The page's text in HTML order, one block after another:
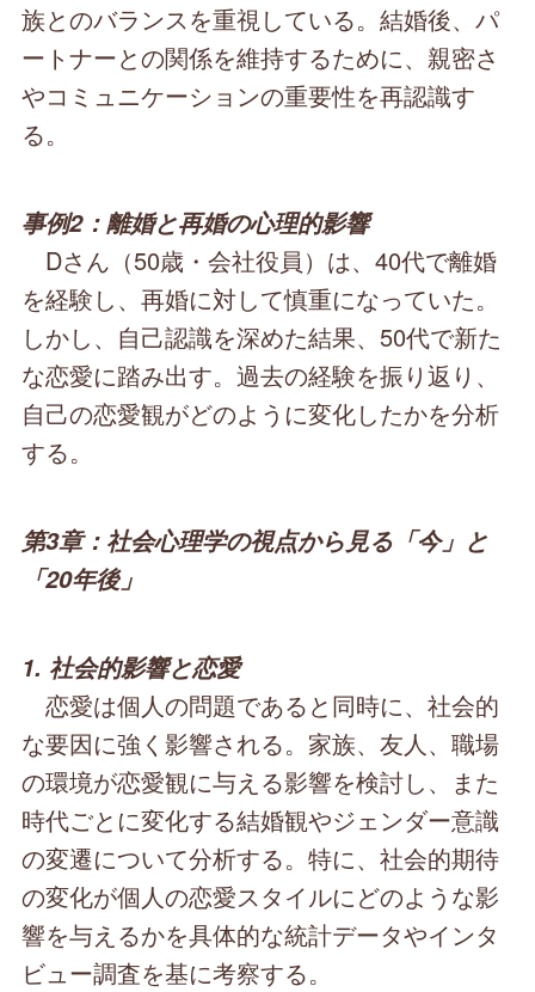
族とのバランスを重視している。結婚後、パ
ートナーとの関係を維持するために、親密さ
やコミュニケーションの重要性を再認識す
る。
事例2：離婚と再婚の心理的影響
Dさん（50歳・会社役員）は、40代で離婚
を経験し、再婚に対して慎重になっていた。
しかし、自己認識を深めた結果、50代で新た
な恋愛に踏み出す。過去の経験を振り返り、
自己の恋愛観がどのように変化したかを分析
する。
第3章：社会心理学の視点から見る「今」と
「20年後」
1. 社会的影響と恋愛
恋愛は個人の問題であると同時に、社会的
な要因に強く影響される。家族、友人、職場
の環境が恋愛観に与える影響を検討し、また
時代ごとに変化する結婚観やジェンダー意識
の変遷について分析する。特に、社会的期待
の変化が個人の恋愛スタイルにどのような影
響を与えるかを具体的な統計データやインタ
ビュー調査を基に考察する。